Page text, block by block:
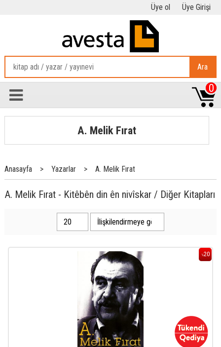
Üye ol Üye Girişi
Ara
0
A. Melik Fırat
Anasayfa > Yazarlar > A. Melik Fırat
A. Melik Fırat - Kitêbên din ên nivîskar / Diğer Kitapları
%20